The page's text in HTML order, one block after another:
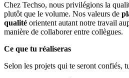
Chez Techso, nous privilégions la
plutôt que le volume. Nos valeurs de
qualité orientent autant notre travail
manière de collaborer entre collègues.
Ce que tu réaliseras
Selon les projets qui te seront confiés,